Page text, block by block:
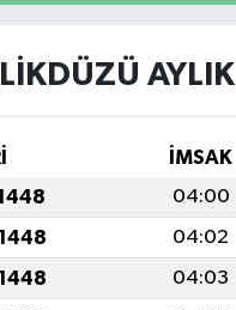
İMSAK
04:00
04:02
04:03